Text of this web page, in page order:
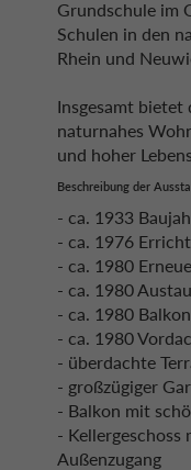
Grundschule im
Schulen in den
Rhein und
Insgesamt bietet
naturnahes
und hoher
Beschreibung der
- ca. 1933
- ca. 1976
- ca. 1980
- ca. 1980
- ca. 1980
- ca. 1980
- überdachte
- großzügiger
- Balkon mit
- Kellergeschoss
Außenzugang